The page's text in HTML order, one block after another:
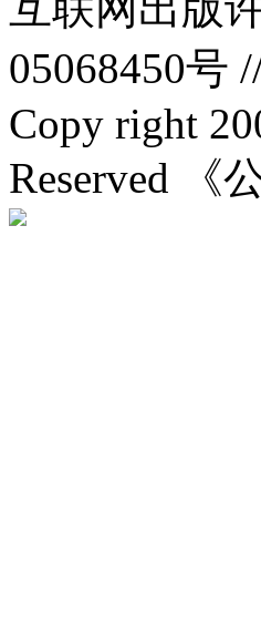
05068450号
Copy right
Reserved 《